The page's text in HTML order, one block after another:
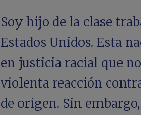
Soy hijo de la clase
Estados Unidos. Esta
en justicia racial que
violenta reacción
de origen. Sin